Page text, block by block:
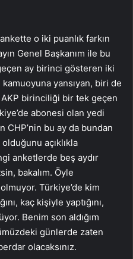
o iki puanlık farkın
Genel Başkanım ile bu
ay birinci gösteren iki
yansıyan, biri de
AKP birinciliği bir tek geçen
abonesi olan yedi
CHP’nin bu ay da bundan
açıklıkla
anketlerde beş aydır
bakalım. Öyle
Türkiye’de kim
kaç kişiyle yaptığını,
Benim son aldığım
günlerde zaten
olacaksınız.